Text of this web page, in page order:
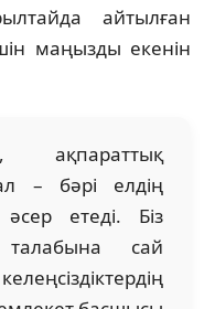
айтылған
маңызды екенін
ақпараттық
– бәрі елдің
етеді. Біз
сай